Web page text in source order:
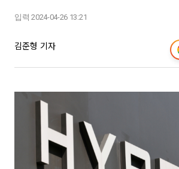
입력 2024-04-26 13:21
김준형 기자